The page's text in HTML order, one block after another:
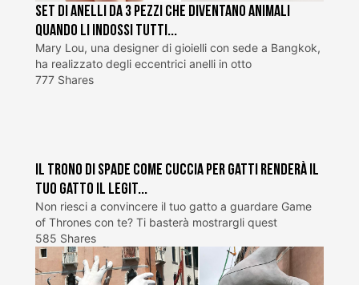
Set di anelli da 3 pezzi che diventano animali
quando li indossi tutti...
Mary Lou, una designer di gioielli con sede a Bangkok,
ha realizzato degli eccentrici anelli in otto
777 Shares
Il trono di spade come cuccia per gatti renderà il
tuo gatto il legit...
Non riesci a convincere il tuo gatto a guardare Game
of Thrones con te? Ti basterà mostrargli quest
585 Shares